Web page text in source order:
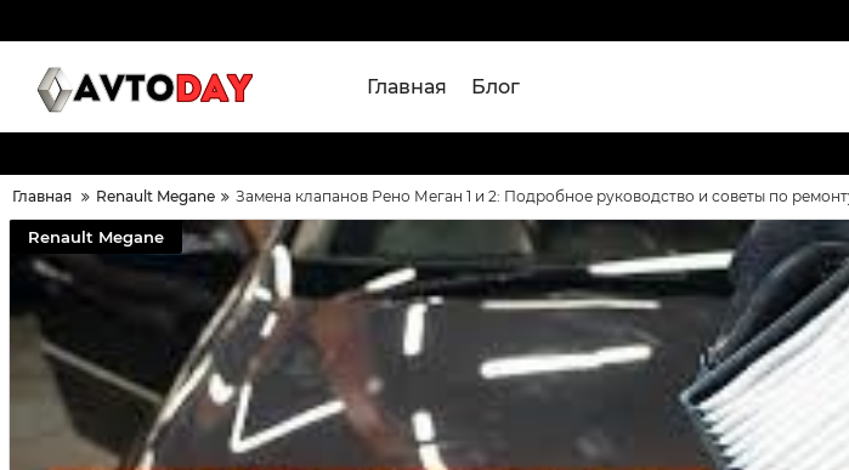
Главная Блог
Главная Renault Megane Замена клапанов Рено Меган 1 и 2: Подробное руководство и советы по
Renault Megane